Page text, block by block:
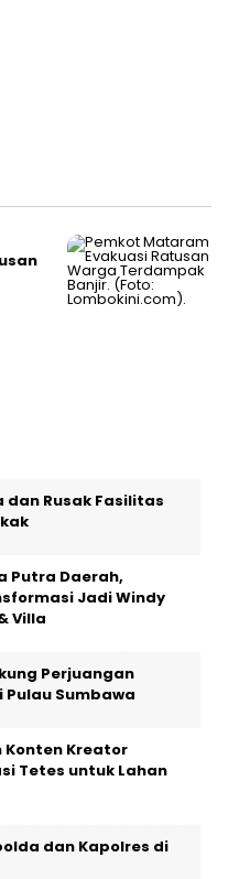
dan Rusak Fasilitas
Putra Daerah,
Jadi Windy
Villa
Perjuangan
Pulau Sumbawa
Konten Kreator
Tetes untuk Lahan
dan Kapolres di